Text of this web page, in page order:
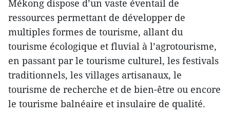
Mékong dispose d’un vaste éventail de
ressources permettant de développer de
multiples formes de tourisme, allant du
tourisme écologique et fluvial à l’agrotourisme,
en passant par le tourisme culturel, les festivals
traditionnels, les villages artisanaux, le
tourisme de recherche et de bien-être ou encore
le tourisme balnéaire et insulaire de qualité.